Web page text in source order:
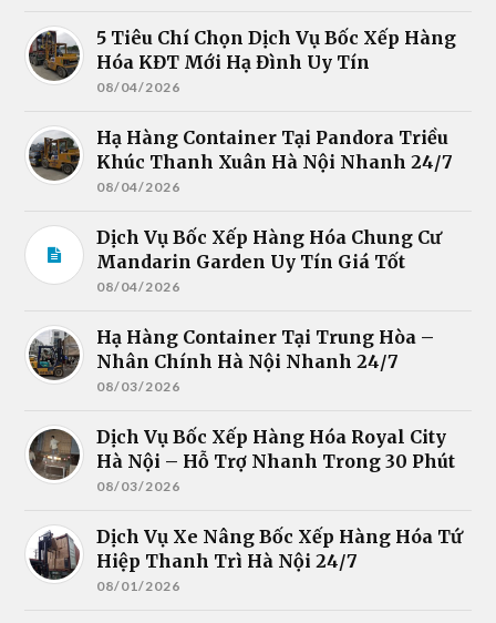
5 Tiêu Chí Chọn Dịch Vụ Bốc Xếp Hàng
Hóa KĐT Mới Hạ Đình Uy Tín
08/04/2026
Hạ Hàng Container Tại Pandora Triều
Khúc Thanh Xuân Hà Nội Nhanh 24/7
08/04/2026
Dịch Vụ Bốc Xếp Hàng Hóa Chung Cư
Mandarin Garden Uy Tín Giá Tốt
08/04/2026
Hạ Hàng Container Tại Trung Hòa –
Nhân Chính Hà Nội Nhanh 24/7
08/03/2026
Dịch Vụ Bốc Xếp Hàng Hóa Royal City
Hà Nội – Hỗ Trợ Nhanh Trong 30 Phút
08/03/2026
Dịch Vụ Xe Nâng Bốc Xếp Hàng Hóa Tứ
Hiệp Thanh Trì Hà Nội 24/7
08/01/2026